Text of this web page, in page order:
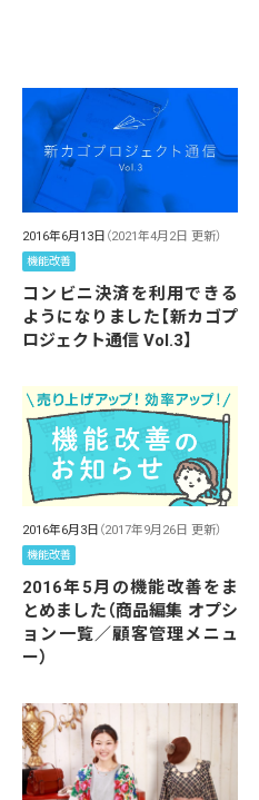
2016年6月13日 （2021年4月2日 更新）
機能改善
コンビニ決済を利用できる
ようになりました【新カゴプ
ロジェクト通信 Vol.3】
2016年6月3日 （2017年9月26日 更新）
機能改善
2016年5月の機能改善をま
とめました（商品編集 オプシ
ョン一覧／顧客管理メニュ
ー）